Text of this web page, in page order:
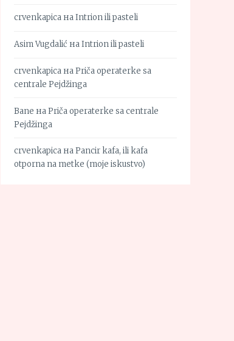
crvenkapica наIntrion ili pasteli
Asim Vugdalić наIntrion ili pasteli
crvenkapica наPriča operaterke sa
centrale Pejdžinga
Bane наPriča operaterke sa centrale
Pejdžinga
crvenkapica наPancir kafa, ili kafa
otporna na metke (moje iskustvo)